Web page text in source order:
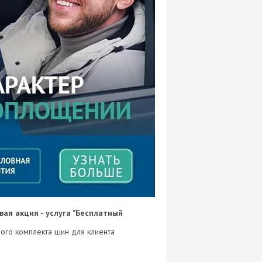
акция - услуга "Бесплатный
комплекта шин для клиента